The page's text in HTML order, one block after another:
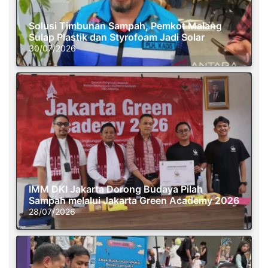
Solusi Timbunan Sampah, Pemkot Malang
Sulap Plastik dan Styrofoam Jadi Solar
30/07/2026
IMM DKI Jakarta Dorong Budaya Pilah
Sampah melalui Jakarta Green Academy 2026
28/07/2026